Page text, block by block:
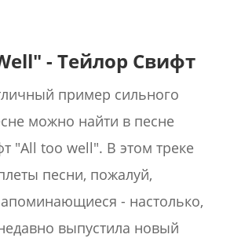
- Тейлор Свифт
пример сильного
можно найти в песне
"All too well". В этом треке
песни, пожалуй,
- настолько,
выпустила новый